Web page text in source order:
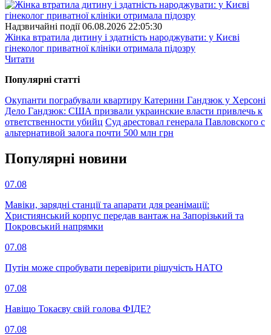
Надзвичайні події 06.08.2026 22:05:30
Жінка втратила дитину і здатність народжувати: у Києві
гінеколог приватної клініки отримала підозру
Читати
Популярнi статтi
Окупанти пограбували квартиру Катерини Гандзюк у Херсоні
Дело Гандзюк: США призвали украинские власти привлечь к
ответственности убийц Суд арестовал генерала Павловского с
альтернативой залога почти 500 млн грн
Популярнi новини
07.08
Мавіки, зарядні станції та апарати для реанімації:
Християнський корпус передав вантаж на Запорізький та
Покровський напрямки
07.08
Путін може спробувати перевірити рішучість НАТО
07.08
Навіщо Токаєву свій голова ФІДЕ?
07.08